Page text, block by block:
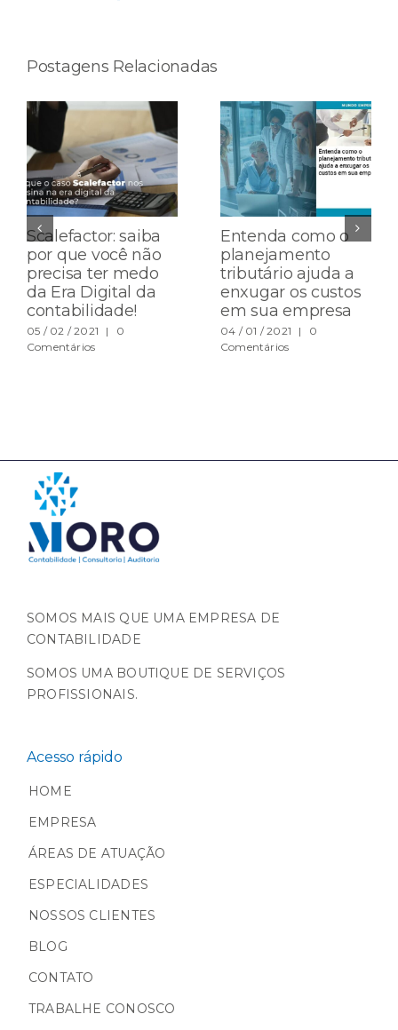
Postagens Relacionadas
Scalefactor: saiba
por que você não
precisa ter medo
da Era Digital da
contabilidade!
05 / 02 / 2021 |
0
Comentários
Entenda como o
planejamento
tributário ajuda a
enxugar os custos
em sua empresa
04 / 01 / 2021 |
0
Comentários
SOMOS MAIS QUE UMA EMPRESA DE
CONTABILIDADE
SOMOS UMA BOUTIQUE DE SERVIÇOS
PROFISSIONAIS.
Acesso rápido
HOME
EMPRESA
ÁREAS DE ATUAÇÃO
ESPECIALIDADES
NOSSOS CLIENTES
BLOG
CONTATO
TRABALHE CONOSCO